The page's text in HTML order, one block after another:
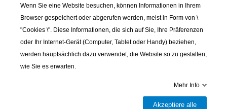
Ersatzdüse für TEMO 450
Wenn Sie eine Website besuchen, können Informationen in Ihrem
Browser gespeichert oder abgerufen werden, meist in Form von \
"Cookies \". Diese Informationen, die sich auf Sie, Ihre Präferenzen
oder Ihr Internet-Gerät (Computer, Tablet oder Handy) beziehen,
werden hauptsächlich dazu verwendet, die Website so zu gestalten,
wie Sie es erwarten.
Mehr Info
Akzeptiere alle